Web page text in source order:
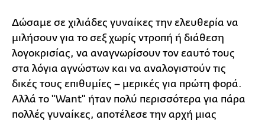
Δώσαμε σε χιλιάδες γυναίκες την ελευθερία να
μιλήσουν για το σεξ χωρίς ντροπή ή διάθεση
λογοκρισίας, να αναγνωρίσουν τον εαυτό τους
στα λόγια αγνώστων και να αναλογιστούν τις
δικές τους επιθυμίες – μερικές για πρώτη φορά.
Αλλά το "Want" ήταν πολύ περισσότερα για πάρα
πολλές γυναίκες, αποτέλεσε την αρχή μιας